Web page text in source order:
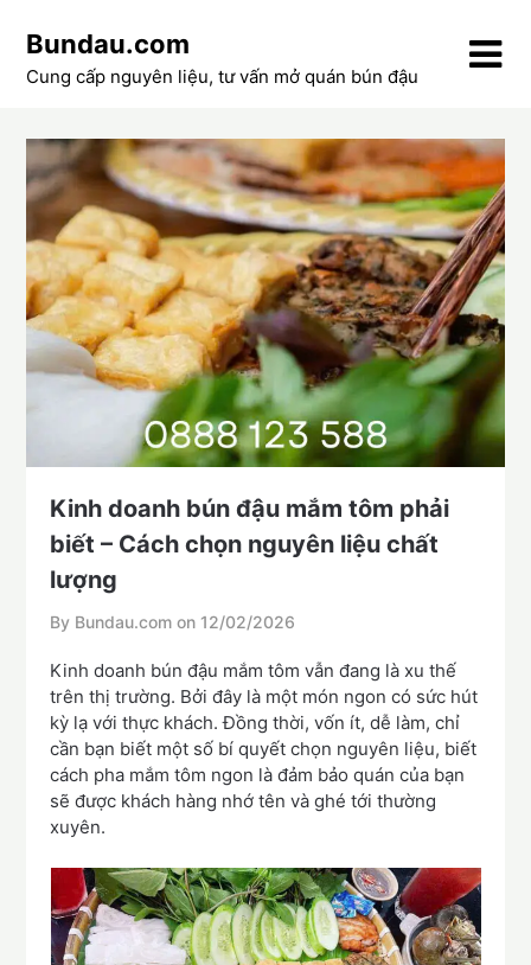
content
Bundau.com
Cung cấp nguyên liệu, tư vấn mở quán bún đậu
Kinh doanh bún đậu mắm tôm phải
biết – Cách chọn nguyên liệu chất
lượng
By Bundau.com on 12/02/2026
Kinh doanh bún đậu mắm tôm vẫn đang là xu thế
trên thị trường. Bởi đây là một món ngon có sức hút
kỳ lạ với thực khách. Đồng thời, vốn ít, dễ làm, chỉ
cần bạn biết một số bí quyết chọn nguyên liệu, biết
cách pha mắm tôm ngon là đảm bảo quán của bạn
sẽ được khách hàng nhớ tên và ghé tới thường
xuyên.